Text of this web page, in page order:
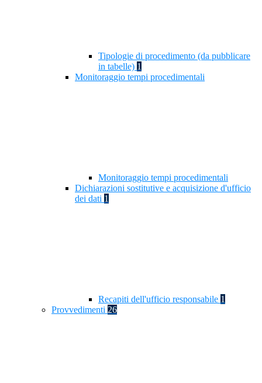
Tipologie di procedimento (da pubblicare
in tabelle) 1
Monitoraggio tempi procedimentali
Monitoraggio tempi procedimentali
Dichiarazioni sostitutive e acquisizione d'ufficio
dei dati 1
Recapiti dell'ufficio responsabile 1
Provvedimenti 26